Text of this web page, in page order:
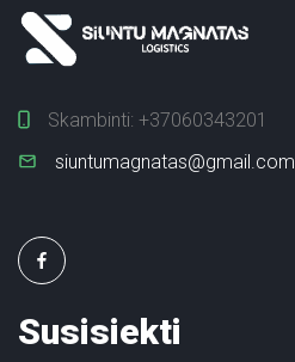
Skambinti: +37060343201
siuntumagnatas@gmail.com
Susisiekti